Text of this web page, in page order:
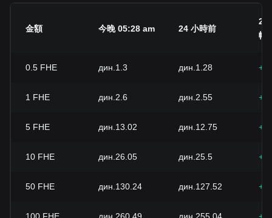
金額 今晚 05:28 am 24 小時前
24
幅
0.5 FHE дин.1.3 дин.1.28
1 FHE дин.2.6 дин.2.55
5 FHE дин.13.02 дин.12.75
10 FHE дин.26.05 дин.25.5
50 FHE дин.130.24 дин.127.52